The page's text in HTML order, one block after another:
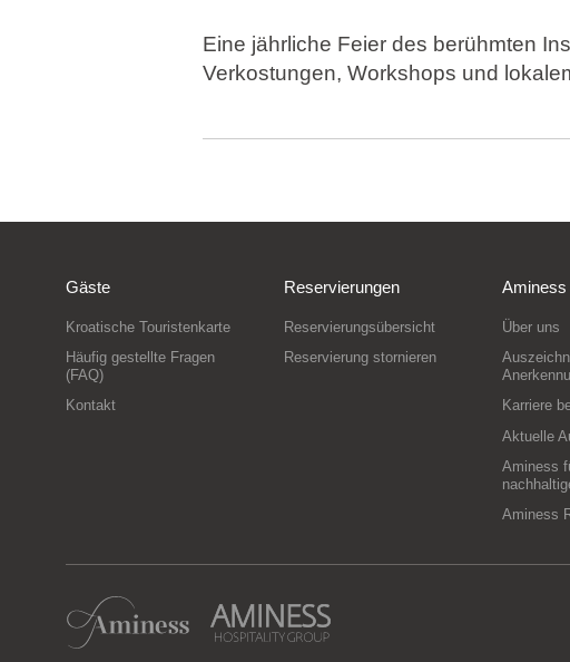
Eine jährliche Feier des berühmten
Verkostungen, Workshops und
Gäste
Kroatische Touristenkarte
Häufig gestellte Fragen
(FAQ)
Kontakt
Reservierungen
Reservierungsübersicht
Reservierung stornieren
Aminess
Über uns
Karriere
Aktuelle
Aminess
Aminess